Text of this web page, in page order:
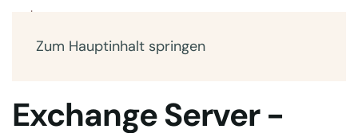
Zum Hauptinhalt springen
Exchange Server -